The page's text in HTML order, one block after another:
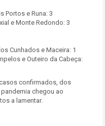
Portos e Runa: 3
e Monte Redondo: 3
Cunhados e Maceira: 1
e Outeiro da Cabeça:
confirmados, dos
chegou ao
a lamentar.